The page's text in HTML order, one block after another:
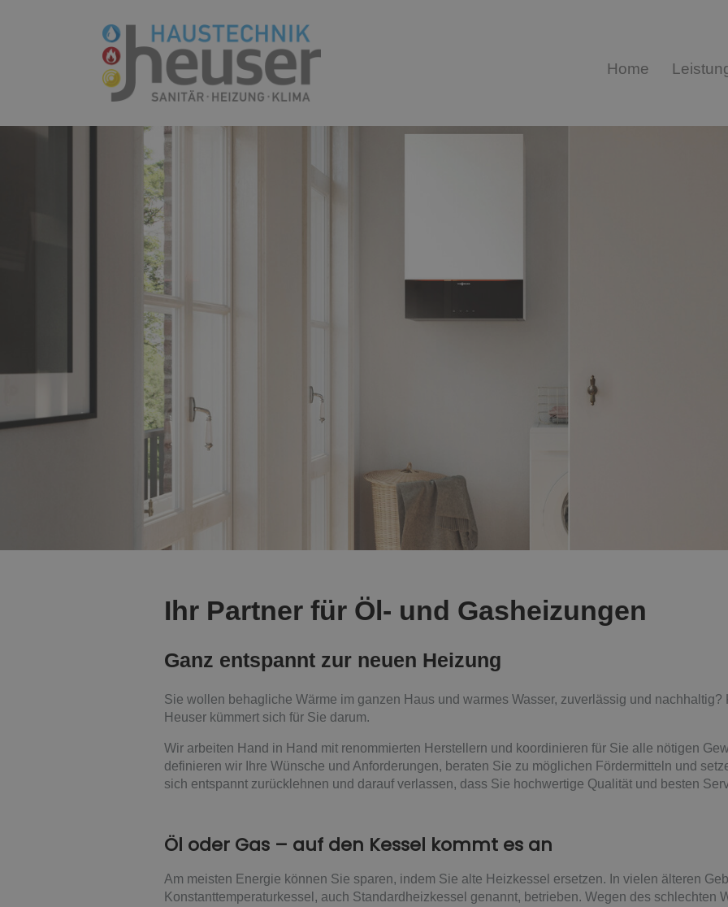
Home
Ihr Partner für Öl- und Gasheizungen
Ganz entspannt zur neuen Heizung
Sie wollen behagliche Wärme im ganzen Haus und warmes Wasser, zuverlässig und
Heuser kümmert sich für Sie darum.
Wir arbeiten Hand in Hand mit renommierten Herstellern und koordinieren für Sie alle nötigen
definieren wir Ihre Wünsche und Anforderungen, beraten Sie zu möglichen Fördermitteln und
sich entspannt zurücklehnen und darauf verlassen, dass Sie hochwertige Qualität und besten
Öl oder Gas – auf den Kessel kommt es an
Am meisten Energie können Sie sparen, indem Sie alte Heizkessel ersetzen. In vielen älteren
Konstanttemperaturkessel, auch Standardheizkessel genannt, betrieben. Wegen des schlechten